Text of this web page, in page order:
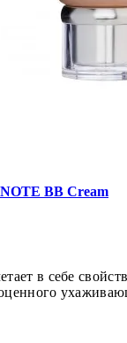
BB Cream
в себе